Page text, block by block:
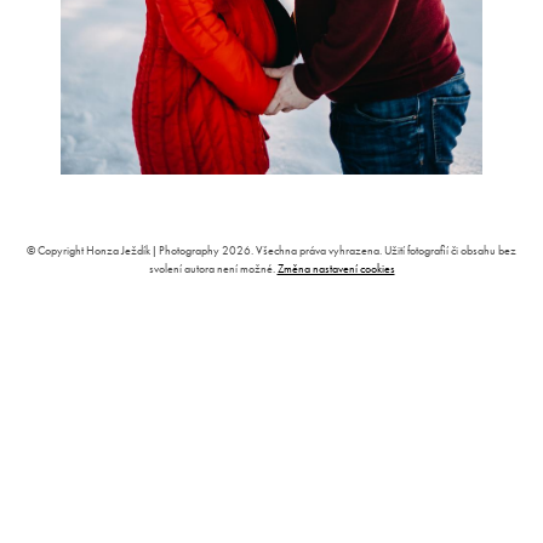
© Copyright Honza Ježdík | Photography 2026. Všechna práva vyhrazena. Užití fotografií či obsahu bez
svolení autora není možné.Změna nastavení cookies